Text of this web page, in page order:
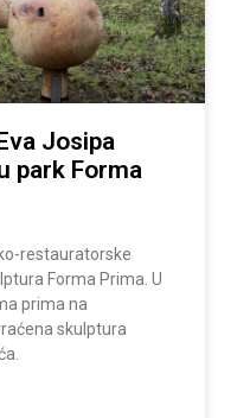
Josipa
park Forma
restauratorske
Forma Prima. U
prima na
skulptura